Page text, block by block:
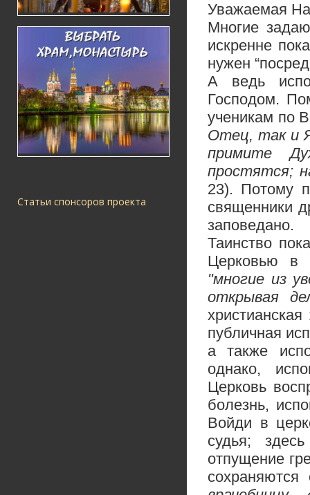
Статьи спонсоров проекта
Уважаемая
Многие
искренне
нужен
А ведь
Господом.
ученикам по
Отец, так и
примите
простятся;
23). Потому
священники
заповедано.
Таинство
Церковью в
"многие из
открывая
публичная
а также
однако,
Церковь
болезнь,
Войди в
судья;
отпущение